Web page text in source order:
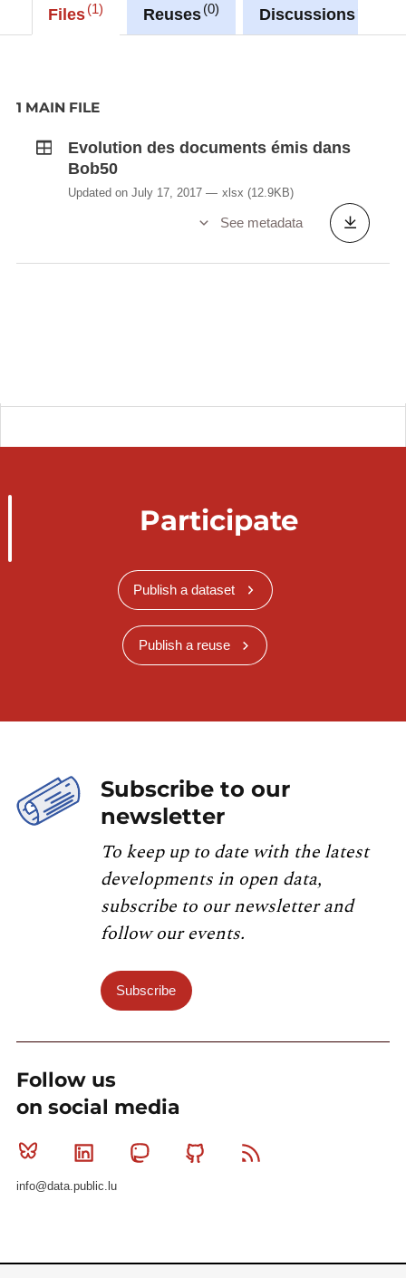
Files 1 Reuses 0 Discussions
1 MAIN FILE
Evolution des documents émis dans
Bob50
Updated on July 17, 2017 xlsx (12.9KB)
See metadata
Participate
Publish a dataset
Publish a reuse
Subscribe to our
newsletter
To keep up to date with the latest
developments in open data,
subscribe to our newsletter and
follow our events.
Subscribe
Follow us
on social media
Bluesky Linkedin MastodonGithub
info@data.public.lu